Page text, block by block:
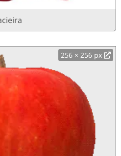
256 × 256 px